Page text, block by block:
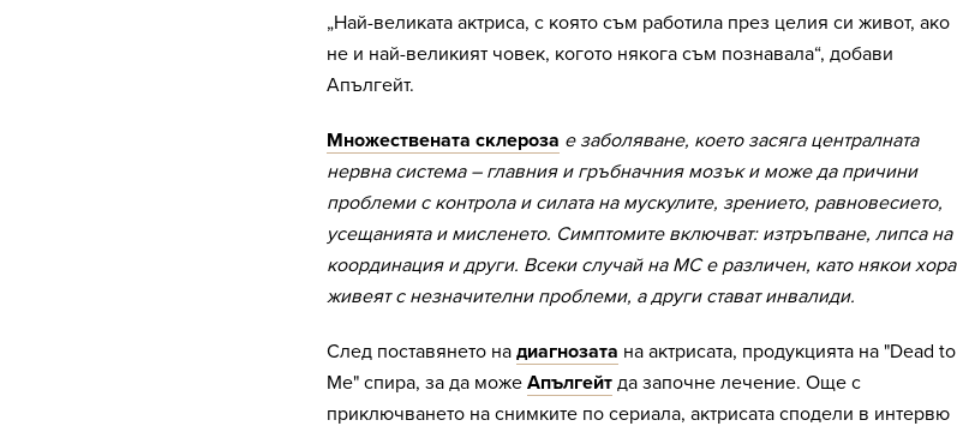
„Най-великата актриса, с която съм работила през целия си живот, ако
не и най-великият човек, когото някога съм познавала“, добави
Апългейт.
Множествената склероза е заболяване, което засяга централната
нервна система – главния и гръбначния мозък и може да причини
проблеми с контрола и силата на мускулите, зрението, равновесието,
усещанията и мисленето. Симптомите включват: изтръпване, липса на
координация и други. Всеки случай на МС е различен, като някои хора
живеят с незначителни проблеми, а други стават инвалиди.
След поставянето на диагнозата на актрисата, продукцията на "Dead to
Me" спира, за да може Апългейт да започне лечение. Още с
приключването на снимките по сериала, актрисата сподели в интервю